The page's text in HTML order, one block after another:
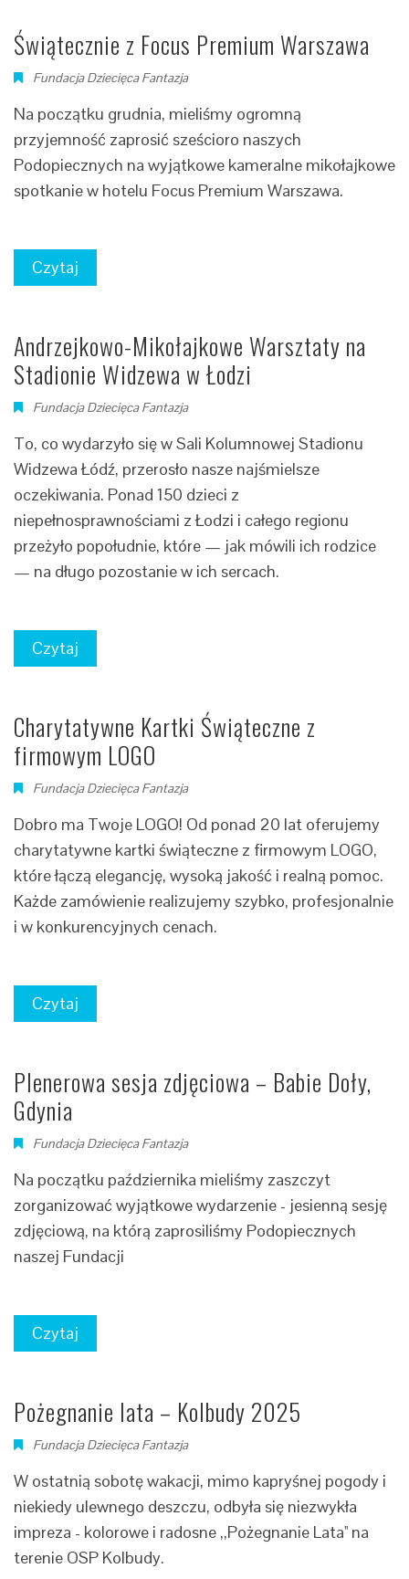
Świątecznie z Focus Premium Warszawa
Fundacja Dziecięca Fantazja
Na początku grudnia, mieliśmy ogromną
przyjemność zaprosić sześcioro naszych
Podopiecznych na wyjątkowe kameralne mikołajkowe
spotkanie w hotelu Focus Premium Warszawa.
Czytaj
Andrzejkowo-Mikołajkowe Warsztaty na
Stadionie Widzewa w Łodzi
Fundacja Dziecięca Fantazja
To, co wydarzyło się w Sali Kolumnowej Stadionu
Widzewa Łódź, przerosło nasze najśmielsze
oczekiwania. Ponad 150 dzieci z
niepełnosprawnościami z Łodzi i całego regionu
przeżyło popołudnie, które — jak mówili ich rodzice
— na długo pozostanie w ich sercach.
Czytaj
Charytatywne Kartki Świąteczne z
firmowym LOGO
Fundacja Dziecięca Fantazja
Dobro ma Twoje LOGO! Od ponad 20 lat oferujemy
charytatywne kartki świąteczne z firmowym LOGO,
które łączą elegancję, wysoką jakość i realną pomoc.
Każde zamówienie realizujemy szybko, profesjonalnie
i w konkurencyjnych cenach.
Czytaj
Plenerowa sesja zdjęciowa – Babie Doły,
Gdynia
Fundacja Dziecięca Fantazja
Na początku października mieliśmy zaszczyt
zorganizować wyjątkowe wydarzenie - jesienną sesję
zdjęciową, na którą zaprosiliśmy Podopiecznych
naszej Fundacji
Czytaj
Pożegnanie lata – Kolbudy 2025
Fundacja Dziecięca Fantazja
W ostatnią sobotę wakacji, mimo kapryśnej pogody i
niekiedy ulewnego deszczu, odbyła się niezwykła
impreza - kolorowe i radosne ,,Pożegnanie Lata'' na
terenie OSP Kolbudy.